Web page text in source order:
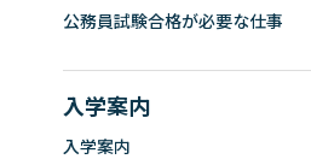
公務員試験合格が必要な仕事
入学案内
入学案内